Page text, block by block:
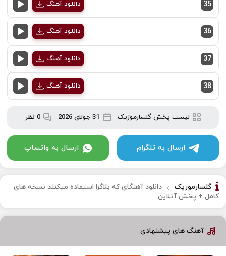
35 دانلود آهنگ
36 دانلود آهنگ
37 دانلود آهنگ
38 دانلود آهنگ
لیست پخش گلسارموزیک 31 جولای 2026 0 نظر
ارسال به تلگرام ارسال به واتساپ
گلسارموزیک
دانلود آهنگای که بلاگرا استفاده میکنند نسخه های
کامل + پخش آنلاین
آهنگ های پیشنهادی